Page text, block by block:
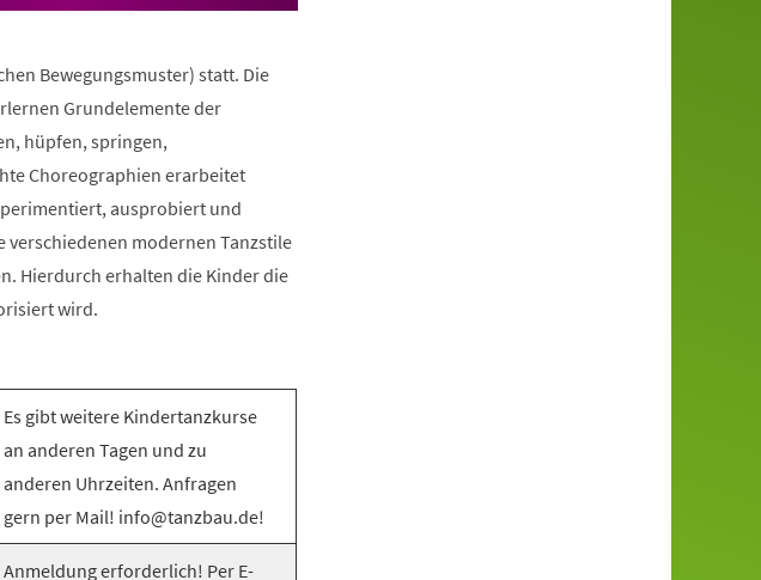
Bewegungsmuster) statt. Die
Grundelemente der
hüpfen, springen,
Choreographien erarbeitet
ausprobiert und
verschiedenen modernen Tanzstile
Hierdurch erhalten die Kinder die
wird.
Es gibt weitere Kindertanzkurse
an anderen Tagen und zu
anderen Uhrzeiten. Anfragen
gern per Mail! info@tanzbau.de!
Anmeldung erforderlich! Per E-